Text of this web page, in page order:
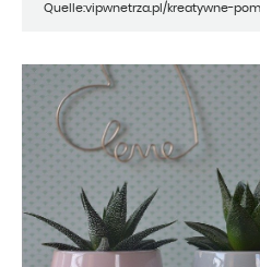
Quelle:vipwnetrza.pl/kreatywne-